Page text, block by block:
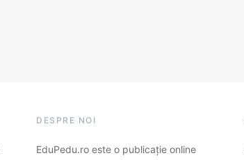
DESPRE NOI
EduPedu.ro este o publicație online